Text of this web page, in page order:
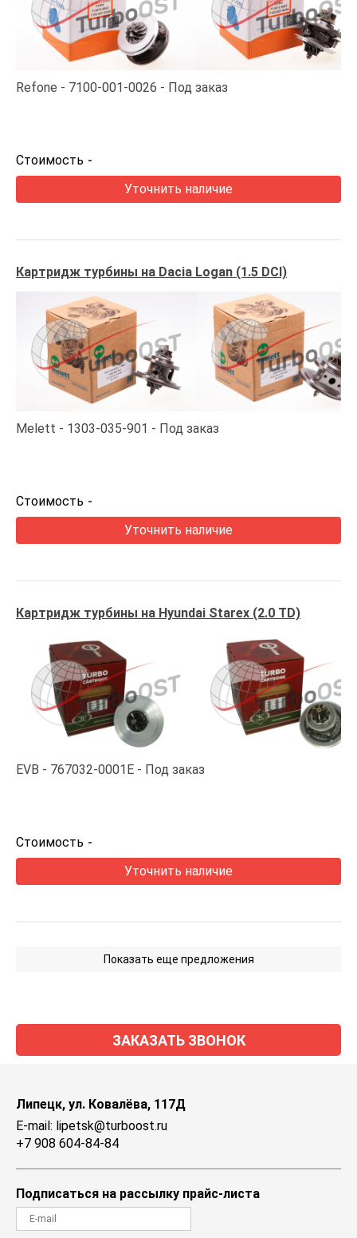
Refone 7100-001-0026 Под заказ
Стоимость -
Уточнить наличие
Картридж турбины на Dacia Logan (1.5 DCI)
Melett 1303-035-901 Под заказ
Стоимость -
Уточнить наличие
Картридж турбины на Hyundai Starex (2.0 TD)
EVB 767032-0001E Под заказ
Стоимость -
Уточнить наличие
Показать еще предложения
ЗАКАЗАТЬ ЗВОНОК
Липецк, ул. Ковалёва, 117Д
E-mail: lipetsk@turboost.ru
+7 908 604-84-84
Подписаться на рассылку прайс-листа